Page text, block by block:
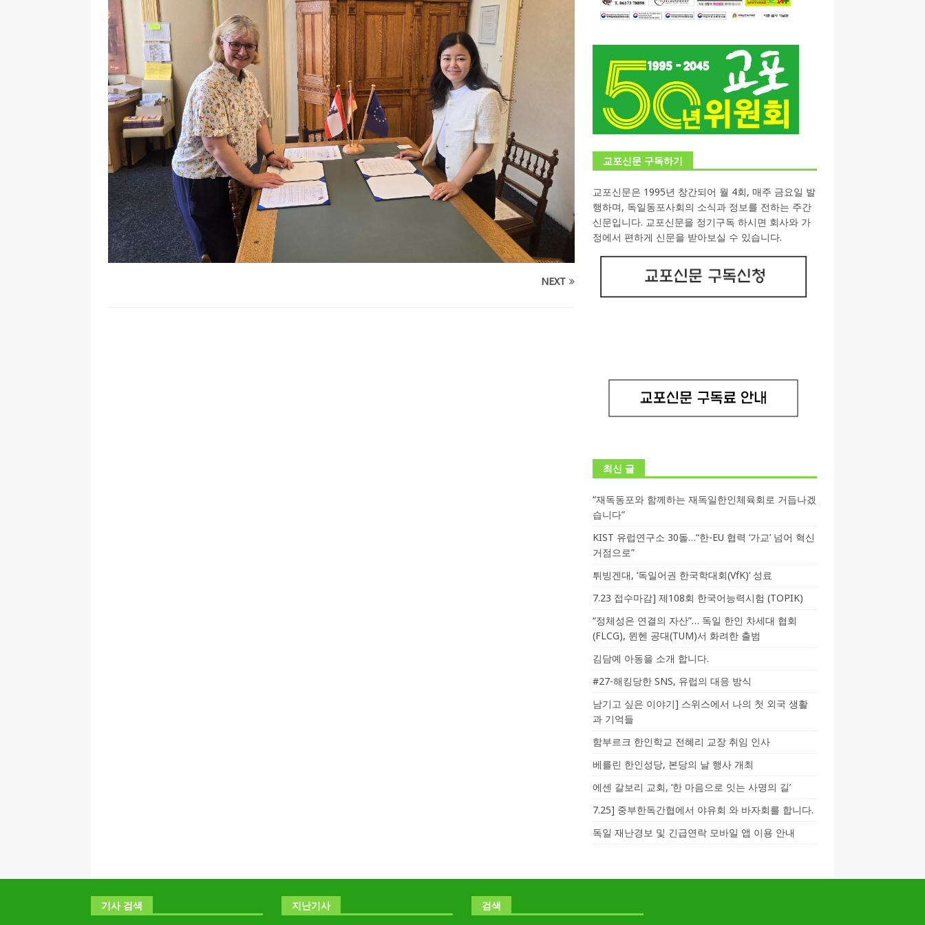
[ 2026-07-27 ] 튀빙겐대, ‘독일어권 한국학대회(VfK)’ 성료
한인소식
[ 2026-07-20 ] 7.23 접수마감] 제108회 한국어능력시험 (TOPIK)
게시판 / 행사 / 알림
[ 2026-07-20 ] “정체성은 연결의 자산”… 독일 한인 차세대 협회(FLCG), 뮌헨 공대(TUM)서 화려한 출범
인소식
[ 2026-07-20 ] 김담예 아동을 소개 합니다.
사랑의 손길
[ 2022-03-20 ] 사진의 주인을 찾습니다. 게시판 / 행사 / 알림
NEXT
교포신문 구독하기
교포신문은 1995년 창간되어 월 4회, 매주 금요일 발
행하며, 독일동포사회의 소식과 정보를 전하는 주간
신문입니다. 교포신문을 정기구독 하시면 회사와 가
정에서 편하게 신문을 받아보실 수 있습니다.
최신 글
“재독동포와 함께하는 재독일한인체육회로 거듭나겠
습니다”
KIST 유럽연구소 30돌…“한-EU 협력 ‘가교’ 넘어 혁신
거점으로”
튀빙겐대, ‘독일어권 한국학대회(VfK)’ 성료
7.23 접수마감] 제108회 한국어능력시험 (TOPIK)
“정체성은 연결의 자산”… 독일 한인 차세대 협회
(FLCG), 뮌헨 공대(TUM)서 화려한 출범
김담예 아동을 소개 합니다.
#27-해킹당한 SNS, 유럽의 대응 방식
남기고 싶은 이야기] 스위스에서 나의 첫 외국 생활
과 기억들
함부르크 한인학교 전혜리 교장 취임 인사
베를린 한인성당, 본당의 날 행사 개최
에센 갈보리 교회, ‘한 마음으로 잇는 사명의 길’
7.25] 중부한독간협에서 야유회 와 바자회를 합니다.
독일 재난경보 및 긴급연락 모바일 앱 이용 안내
기사 검색 지난기사 검색